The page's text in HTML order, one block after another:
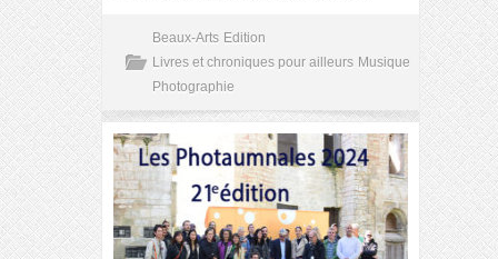
Beaux-Arts Edition
Livres et chroniques pour ailleurs Musique
Photographie